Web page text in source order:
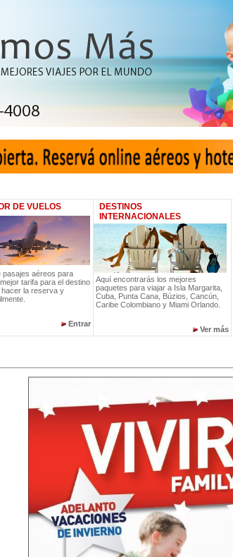
DE VUELOS
pasajes aéreos para
tarifa para el destino
la reserva y
Entrar
DESTINOS
INTERNACIONALES
Aquí encontrarás los mejores
paquetes para viajar a Isla Margarita,
Cuba, Punta Cana, Búzios, Cancún,
Caribe Colombiano y Miami Orlando.
Ver más